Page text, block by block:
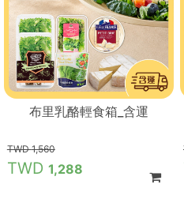
布里乳酪輕食箱_含運
1,560
1,288